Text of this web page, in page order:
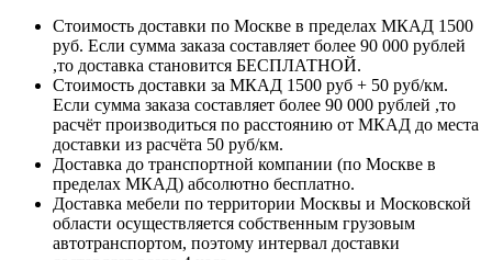
Стоимость доставки по Москве в пределах МКАД 1500
руб. Если сумма заказа составляет более 90 000 рублей
,то доставка становится БЕСПЛАТНОЙ.
Стоимость доставки за МКАД 1500 руб + 50 руб/км.
Если сумма заказа составляет более 90 000 рублей ,то
расчёт производиться по расстоянию от МКАД до места
доставки из расчёта 50 руб/км.
Доставка до транспортной компании (по Москве в
пределах МКАД) абсолютно бесплатно.
Доставка мебели по территории Москвы и Московской
области осуществляется собственным грузовым
автотранспортом, поэтому интервал доставки